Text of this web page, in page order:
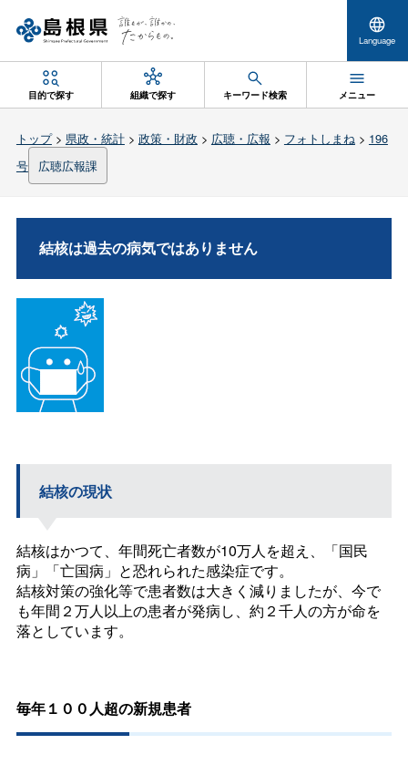
Language
目的で探す 組織で探す キーワード検索 メニュー
トップ> 県政・統計> 政策・財政 > 広聴・広報 > フォトしまね> 196
号
広聴広報課
結核は過去の病気ではありません
結核の現状
結核はかつて、年間死亡者数が10万人を超え、「国民
病」「亡国病」と恐れられた感染症です。
結核対策の強化等で患者数は大きく減りましたが、今で
も年間２万人以上の患者が発病し、約２千人の方が命を
落としています。
毎年１００人超の新規患者